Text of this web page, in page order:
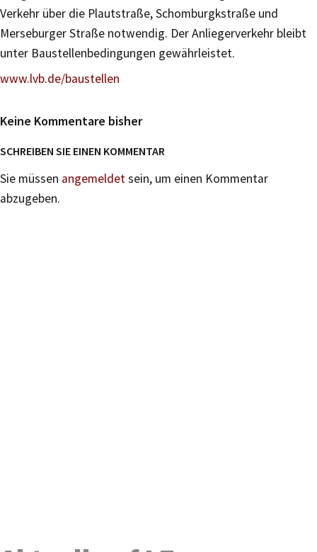
Verkehr über die Plautstraße, Schomburgkstraße und
Merseburger Straße notwendig. Der Anliegerverkehr bleibt
unter Baustellenbedingungen gewährleistet.
www.lvb.de/baustellen
Keine Kommentare bisher
SCHREIBEN SIE EINEN KOMMENTAR
Sie müssen angemeldetsein, um einen Kommentar
abzugeben.